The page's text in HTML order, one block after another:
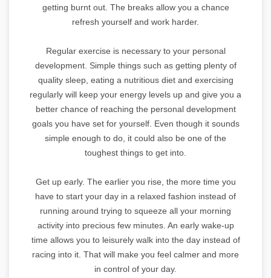
getting burnt out. The breaks allow you a chance
refresh yourself and work harder.
Regular exercise is necessary to your personal
development. Simple things such as getting plenty of
quality sleep, eating a nutritious diet and exercising
regularly will keep your energy levels up and give you a
better chance of reaching the personal development
goals you have set for yourself. Even though it sounds
simple enough to do, it could also be one of the
toughest things to get into.
Get up early. The earlier you rise, the more time you
have to start your day in a relaxed fashion instead of
running around trying to squeeze all your morning
activity into precious few minutes. An early wake-up
time allows you to leisurely walk into the day instead of
racing into it. That will make you feel calmer and more
in control of your day.